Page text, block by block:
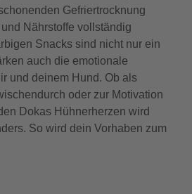
Gefriertrocknung
Nährstoffe vollständig
Snacks sind nicht nur ein
auch die emotionale
und deinem Hund. Ob als
oder zur Motivation
Dokas Hühnerherzen wird
So wird dein Vorhaben zum